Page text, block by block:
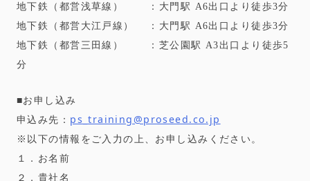
地下鉄（都営浅草線） ：大門駅 A6出口より徒歩3分
地下鉄（都営大江戸線） ：大門駅 A6出口より徒歩3分
地下鉄（都営三田線） ：芝公園駅 A3出口より徒歩5
分
■お申し込み
申込み先： ps_training@proseed.co.jp
※以下の情報をご入力の上、お申し込みください。
１．お名前
２．貴社名